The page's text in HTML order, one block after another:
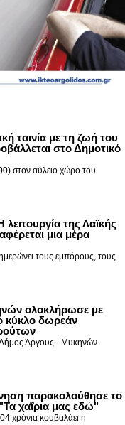
ταινία με τη ζωή του
στο Δημοτικό
στον αύλειο χώρο του
της Λαϊκής
μια μέρα
τους εμπόρους, τους
ολοκλήρωσε με
κύκλο δωρεάν
Δήμος Άργους - Μυκηνών
παρακολούθησε το
χαΐρια μας εδώ"
χρόνια κουβαλάει η